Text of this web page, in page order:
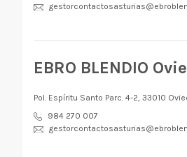
EBRO BLENDIO
Pol. Espíritu Santo Parc. 4-2, 33010
984 270 007